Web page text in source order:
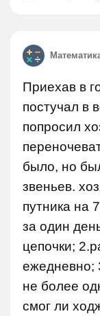
Приехав в
постучал в
попросил
было, но
звеньев.
путника на
за один
цепочки;
ежедневно;
не более
смог ли